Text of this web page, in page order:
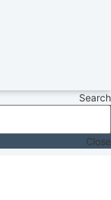
Search
Close